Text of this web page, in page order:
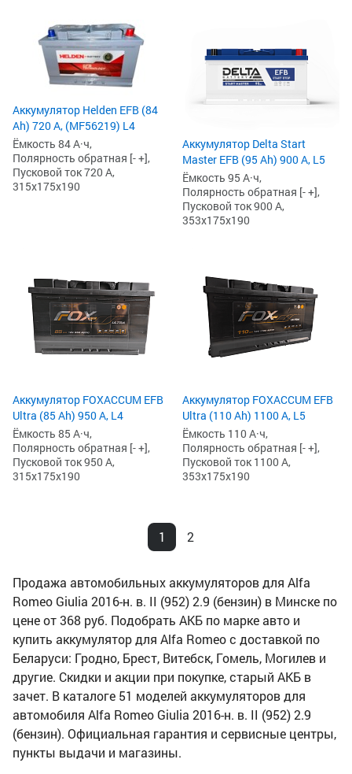
Аккумулятор Helden EFB (84
Ah) 720 А, (MF56219) L4
Ёмкость 84 А·ч,
Полярность обратная [- +],
Пусковой ток 720 А,
315x175x190
Аккумулятор Delta Start
Master EFB (95 Ah) 900 А, L5
Ёмкость 95 А·ч,
Полярность обратная [- +],
Пусковой ток 900 А,
353x175x190
Аккумулятор FOXACCUM EFB
Ultra (85 Ah) 950 А, L4
Ёмкость 85 А·ч,
Полярность обратная [- +],
Пусковой ток 950 А,
315x175x190
Аккумулятор FOXACCUM EFB
Ultra (110 Ah) 1100 А, L5
Ёмкость 110 А·ч,
Полярность обратная [- +],
Пусковой ток 1100 А,
353x175x190
1 2
Продажа автомобильных аккумуляторов для Alfa
Romeo Giulia 2016-н. в. II (952) 2.9 (бензин) в Минске по
цене от 368 руб. Подобрать АКБ по марке авто и
купить аккумулятор для Alfa Romeo с доставкой по
Беларуси: Гродно, Брест, Витебск, Гомель, Могилев и
другие. Скидки и акции при покупке, старый АКБ в
зачет. В каталоге 51 моделей аккумуляторов для
автомобиля Alfa Romeo Giulia 2016-н. в. II (952) 2.9
(бензин). Официальная гарантия и сервисные центры,
пункты выдачи и магазины.